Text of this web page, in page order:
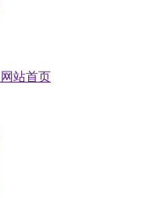
网站首页